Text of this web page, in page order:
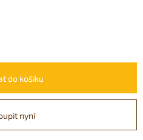
do košíku
nyní